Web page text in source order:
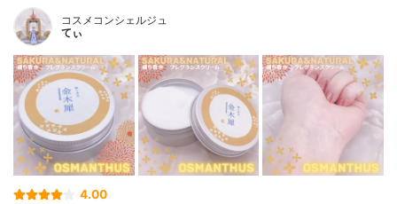
コスメコンシェルジュ
てぃ
4.00